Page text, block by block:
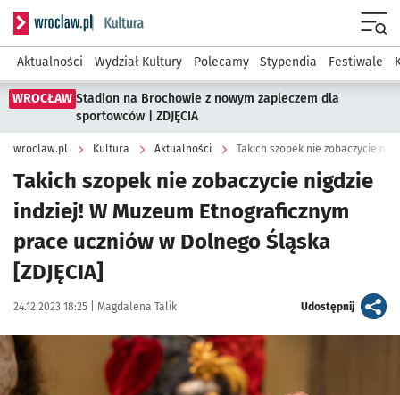
Serwis informacyjny wroclaw.pl podserwis: Kultura
Aktualności Wydział Kultury Polecamy Stypendia Festiwale
WROCŁAW Stadion na Brochowie z nowym zapleczem dla
sportowców | ZDJĘCIA
wroclaw.pl Kultura Aktualności
Takich szopek nie zobaczycie nigdzie
indziej! W Muzeum Etnograficznym
prace uczniów w Dolnego Śląska
[ZDJĘCIA]
Data publikacji:
24.12.2023 18:25 | Autor:
Magdalena Talik Udostępnijartykuł
Kliknij, aby zobaczyć galerię